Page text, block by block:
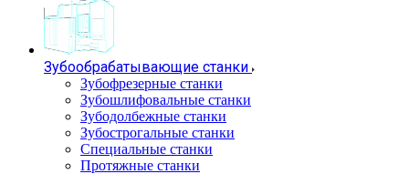
Зубообрабатывающие станки
Зубофрезерные станки
Зубошлифовальные станки
Зубодолбежные станки
Зубострогальные станки
Специальные станки
Протяжные станки